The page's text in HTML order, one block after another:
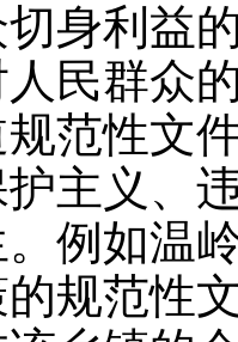
切身利益
民群众
范性文
主义、
例如温
规范性